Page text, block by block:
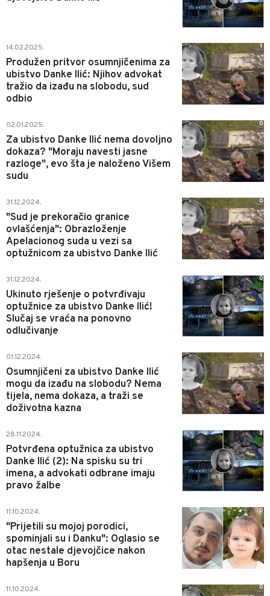
14.02.2025.
Produžen pritvor osumnjičenima za
ubistvo Danke Ilić: Njihov advokat
tražio da izađu na slobodu, sud
odbio
1
02.01.2025.
Za ubistvo Danke Ilić nema dovoljno
dokaza? "Moraju navesti jasne
razloge", evo šta je naloženo Višem
sudu
0
31.12.2024.
"Sud je prekoračio granice
ovlašćenja": Obrazloženje
Apelacionog suda u vezi sa
optužnicom za ubistvo Danke Ilić
0
31.12.2024.
Ukinuto rješenje o potvrđivaju
optužnice za ubistvo Danke Ilić!
Slučaj se vraća na ponovno
odlučivanje
0
01.12.2024.
Osumnjičeni za ubistvo Danke Ilić
mogu da izađu na slobodu? Nema
tijela, nema dokaza, a traži se
doživotna kazna
1
28.11.2024.
Potvrđena optužnica za ubistvo
Danke Ilić (2): Na spisku su tri
imena, a advokati odbrane imaju
pravo žalbe
3
11.10.2024.
"Prijetili su mojoj porodici,
spominjali su i Danku": Oglasio se
otac nestale djevojčice nakon
hapšenja u Boru
0
11.10.2024. 0